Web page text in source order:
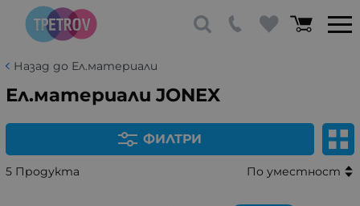
Назад до Ел.материали
Ел.материали JONEX
ФИЛТРИ
5 Продукта По уместност